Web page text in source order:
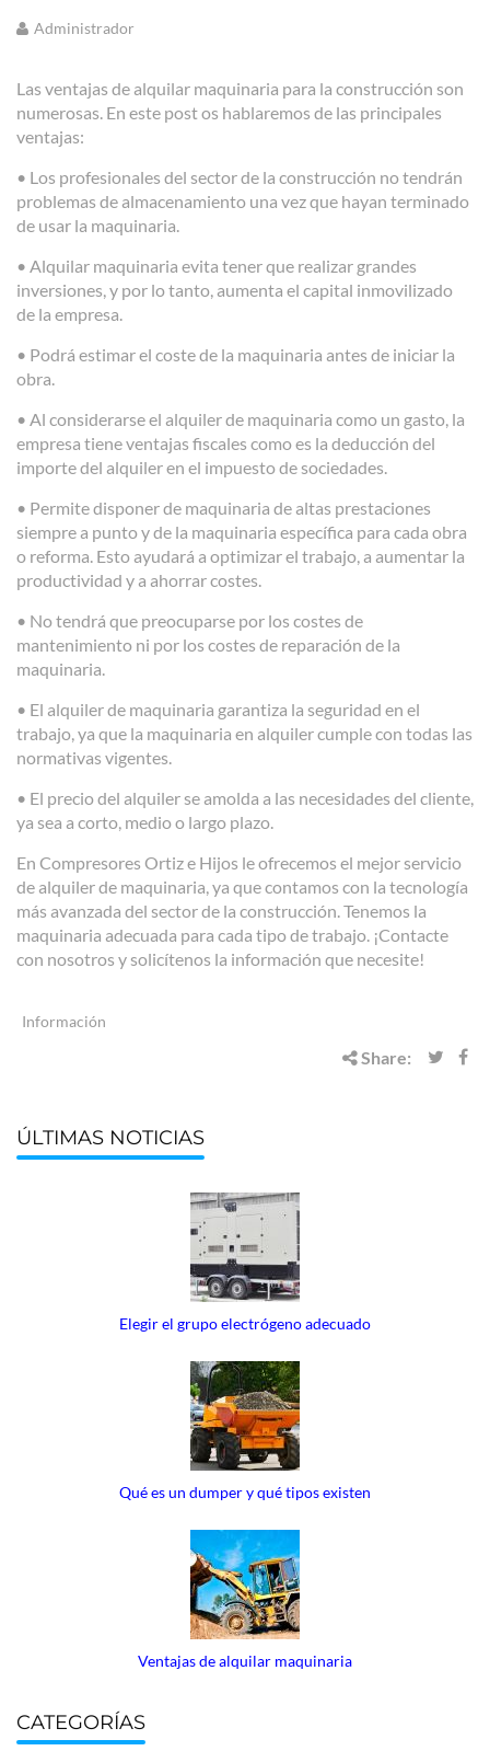
Administrador
Las ventajas de alquilar maquinaria para la construcción son
numerosas. En este post os hablaremos de las principales
ventajas:
• Los profesionales del sector de la construcción no tendrán
problemas de almacenamiento una vez que hayan terminado
de usar la maquinaria.
• Alquilar maquinaria evita tener que realizar grandes
inversiones, y por lo tanto, aumenta el capital inmovilizado
de la empresa.
• Podrá estimar el coste de la maquinaria antes de iniciar la
obra.
• Al considerarse el alquiler de maquinaria como un gasto, la
empresa tiene ventajas fiscales como es la deducción del
importe del alquiler en el impuesto de sociedades.
• Permite disponer de maquinaria de altas prestaciones
siempre a punto y de la maquinaria específica para cada obra
o reforma. Esto ayudará a optimizar el trabajo, a aumentar la
productividad y a ahorrar costes.
• No tendrá que preocuparse por los costes de
mantenimiento ni por los costes de reparación de la
maquinaria.
• El alquiler de maquinaria garantiza la seguridad en el
trabajo, ya que la maquinaria en alquiler cumple con todas las
normativas vigentes.
• El precio del alquiler se amolda a las necesidades del cliente,
ya sea a corto, medio o largo plazo.
En Compresores Ortiz e Hijos le ofrecemos el mejor servicio
de alquiler de maquinaria, ya que contamos con la tecnología
más avanzada del sector de la construcción. Tenemos la
maquinaria adecuada para cada tipo de trabajo. ¡Contacte
con nosotros y solicítenos la información que necesite!
Información
Share:
ÚLTIMAS NOTICIAS
Elegir el grupo electrógeno adecuado
Qué es un dumper y qué tipos existen
Ventajas de alquilar maquinaria
CATEGORÍAS